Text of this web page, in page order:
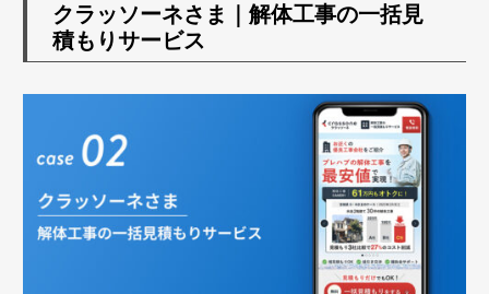
クラッソーネさま｜解体工事の一括見
積もりサービス